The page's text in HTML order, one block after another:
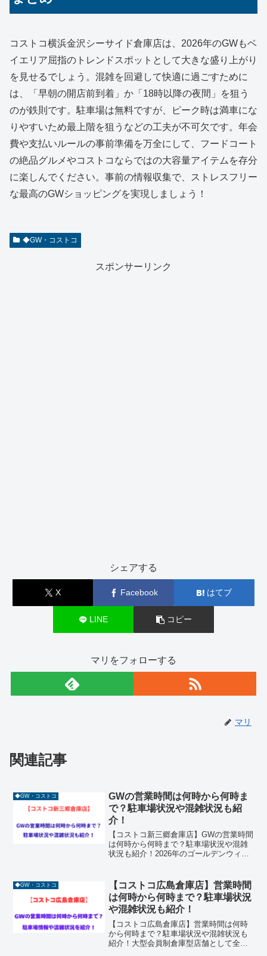
コストコ横浜金沢シーサイド倉庫店は、2026年のGWもベ
イエリア屈指のトレンドスポットとして大きな盛り上がり
を見せるでしょう。混雑を回避して快適に過ごすために
は、「早朝の開店前到着」か「18時以降の夜間」を狙う
のが鉄則です。駐車場は無料ですが、ピーク時は満車にな
りやすいため最上階を狙うなどの工夫が不可欠です。年会
費や支払いルールの事前準備を万全にして、フードコート
の絶品グルメやコストコならではの大容量アイテムを存分
に楽しんでください。事前の情報収集で、ストレスフリー
な最高のGWショッピングを実現しましょう！
◆GW・コストコ
スポンサーリンク
シェアする
X Facebook はてブ
LINE コピー
マリをフォローする
マリ
関連記事
◆GW・コストコ
GWの営業時間は何時から何時ま
で？駐車場状況や混雑状況も紹
介！
【コストコ新三郷倉庫店】GWの営業時間
は何時から何時まで？駐車場状況や混雑
状況も紹介！2026年のゴールデンウィー
のではないでしょうか。埼玉県三郷市の
「ららシティ」内...
◆GW・コストコ
【コストコ広島倉庫店】営業時間
は何時から何時まで？駐車場状況
や混雑状況も紹介！
【コストコ広島倉庫店】営業時間は何時
から何時まで？駐車場状況や混雑状況も
紹介！大型会員制倉庫型店舗として全国